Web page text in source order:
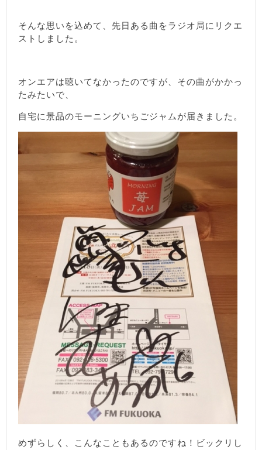
そんな思いを込めて、先日ある曲をラジオ局にリクエ
ストしました。
オンエアは聴いてなかったのですが、その曲がかかっ
たみたいで、
自宅に景品のモーニングいちごジャムが届きました。
めずらしく、こんなこともあるのですね！ビックリし